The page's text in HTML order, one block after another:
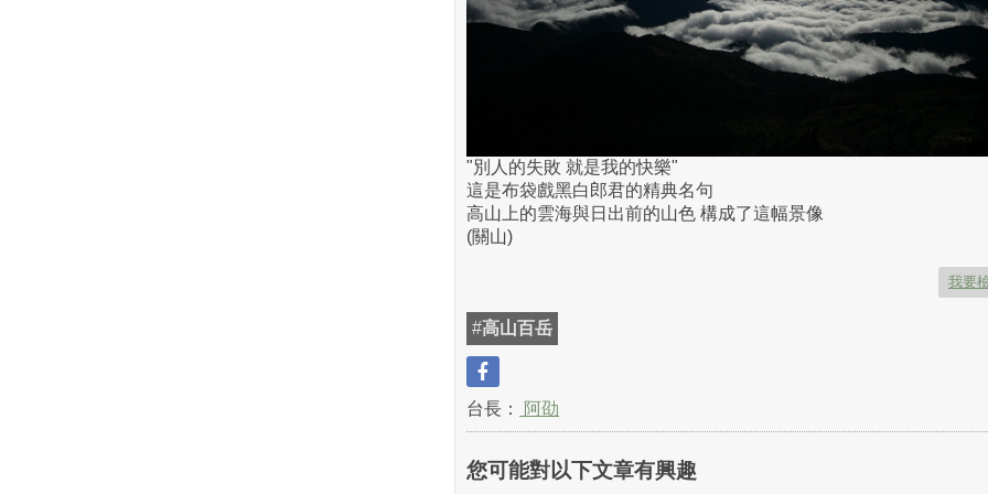
"別人的失敗 就是我的快樂"
這是布袋戲黑白郎君的精典名句
高山上的雲海與日出前的山色 構成了這幅景像
(關山)
我要
#高山百岳
台長： 阿劭
您可能對以下文章有興趣